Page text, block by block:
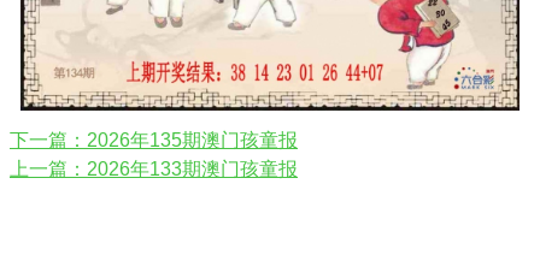
下一篇：2026年135期澳门孩童报
上一篇：2026年133期澳门孩童报